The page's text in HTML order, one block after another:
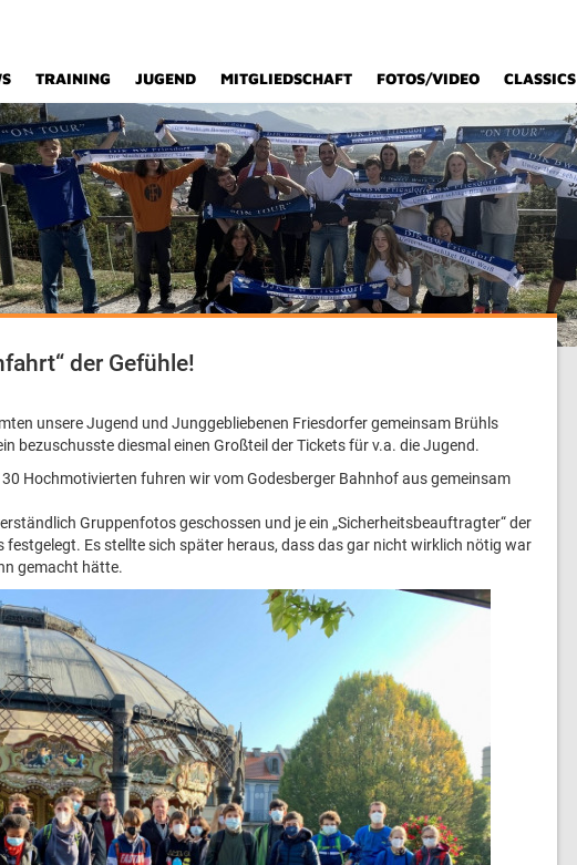
TRAINING JUGEND MITGLIEDSCHAFT FOTOS/VIDEO CLASSICS
der Gefühle!
unsere Jugend und Junggebliebenen Friesdorfer gemeinsam Brühls
bezuschusste diesmal einen Großteil der Tickets für v.a. die Jugend.
Hochmotivierten fuhren wir vom Godesberger Bahnhof aus gemeinsam
Gruppenfotos geschossen und je ein „Sicherheitsbeauftragter“ der
festgelegt. Es stellte sich später heraus, dass das gar nicht wirklich nötig war
gemacht hätte.